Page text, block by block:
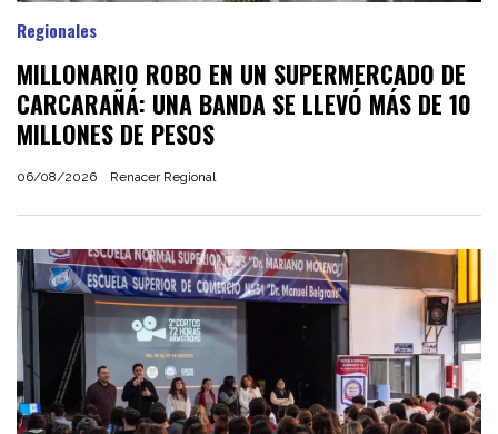
MILLONARIO ROBO EN UN SUPERMERCADO DE
CARCARAÑÁ: UNA BANDA SE LLEVÓ MÁS DE 10
MILLONES DE PESOS
Renacer Regional
Regionales
06/08/2026